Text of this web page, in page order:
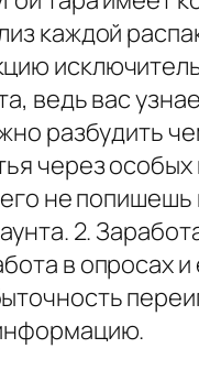
каждой
ведь вас
разбудить
через
не попишешь
2.
в опросах